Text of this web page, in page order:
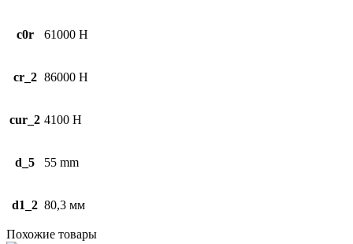
c0r 61000 Н
cr_2 86000 Н
cur_2 4100 Н
d_5 55 mm
d1_2 80,3 мм
Похожие товары